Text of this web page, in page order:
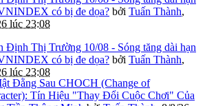
có bị đe dọa? bởi Tuấn Thành,
lúc 23:08
Định Thị Trường 10/08 - Sóng tăng dài hạn
có bị đe dọa? bởi Tuấn Thành,
lúc 23:08
Đằng Sau CHOCH (Change of
Tín Hiệu "Thay Đổi Cuộc Chơi" Của